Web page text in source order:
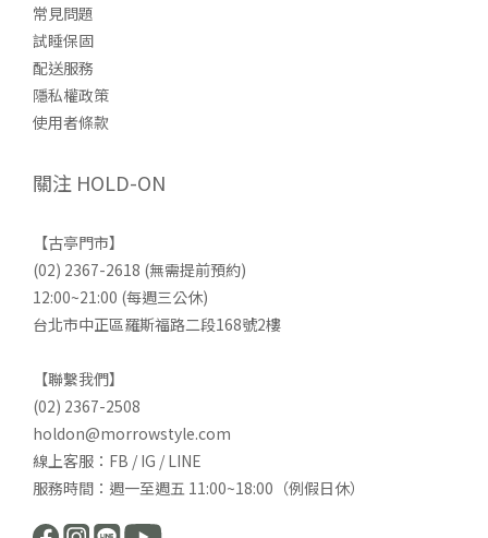
常見問題
試睡保固
配送服務
隱私權政策
使用者條款
關注 HOLD-ON
【古亭門市】
(02) 2367-2618 (無需提前預約)
12:00~21:00 (每週三公休)
台北市中正區羅斯福路二段168號2樓
【聯繫我們】
(02) 2367-2508
holdon@morrowstyle.com
線上客服：FB / IG / LINE
服務時間：週一至週五 11:00~18:00（例假日休）